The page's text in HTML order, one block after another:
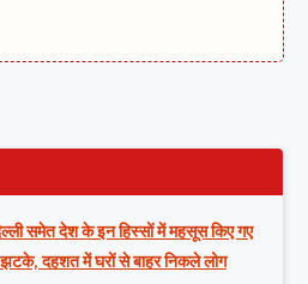
समेत देश के इन हिस्सों में महसूस किए गए
दहशत में घरों से बाहर निकले लोग